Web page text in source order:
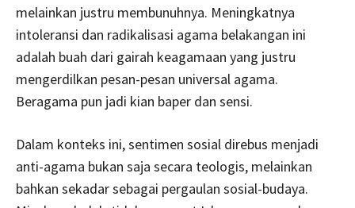
melainkan justru membunuhnya. Meningkatnya
intoleransi dan radikalisasi agama belakangan ini
adalah buah dari gairah keagamaan yang justru
mengerdilkan pesan-pesan universal agama.
Beragama pun jadi kian baper dan sensi.
Dalam konteks ini, sentimen sosial direbus menjadi
anti-agama bukan saja secara teologis, melainkan
bahkan sekadar sebagai pergaulan sosial-budaya.